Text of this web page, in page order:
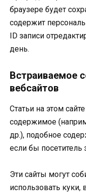
браузере будет
содержит
ID записи
день.
Встраиваемое
вебсайтов
Статьи на этом
содержимое
др.), подобное
если бы посетитель
Эти сайты могут
использовать куки,